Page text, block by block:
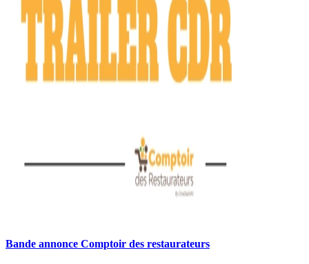
Bande annonce Comptoir des restaurateurs